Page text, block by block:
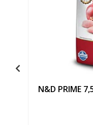
N&D PRIME